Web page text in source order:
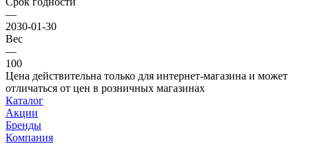
—
2030-01-30
Вес
—
100
Цена действительна только для интернет-магазина и может
отличаться от цен в розничных магазинах
Каталог
Акции
Бренды
Компания